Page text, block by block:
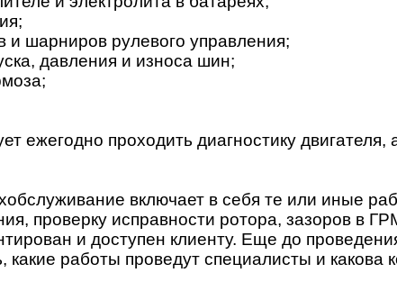
и шарниров рулевого управления;
давления и износа шин;
ежегодно проходить диагностику
включает в себя те или иные
проверку исправности ротора, зазоров в
и доступен клиенту. Еще до
работы проведут специалисты и какова